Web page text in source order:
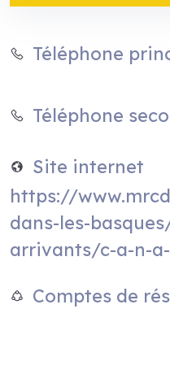
Téléphone
Téléphone
Site internet
https://
dans-les-
arrivants/c-a-n-
Comptes de